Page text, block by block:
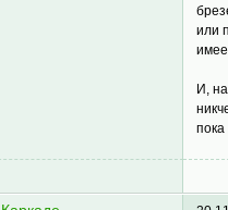
или
И,